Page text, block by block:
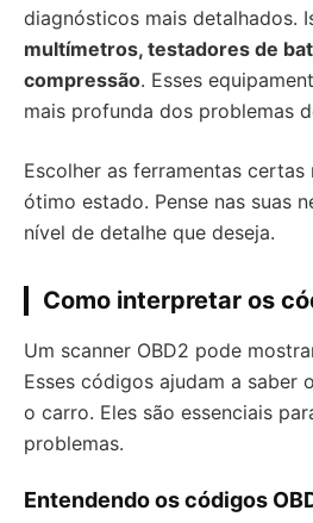
diagnósticos mais detalhados.
multímetros, testadores de
compressão. Esses
mais profunda dos problemas
Escolher as ferramentas
ótimo estado. Pense nas suas
nível de detalhe que deseja.
Como interpretar os
Um scanner OBD2 pode
Esses códigos ajudam a saber
o carro. Eles são essenciais
problemas.
Entendendo os códigos